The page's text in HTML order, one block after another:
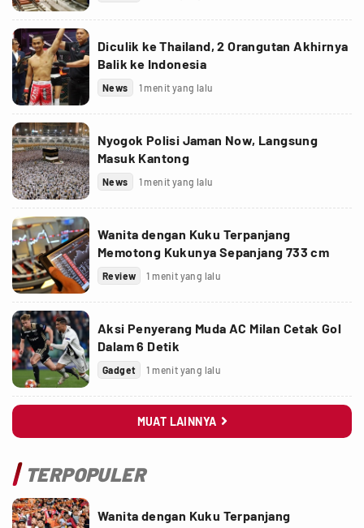
Diculik ke Thailand, 2 Orangutan Akhirnya
Balik ke Indonesia
News 1 menit yang lalu
Nyogok Polisi Jaman Now, Langsung
Masuk Kantong
News 1 menit yang lalu
Wanita dengan Kuku Terpanjang
Memotong Kukunya Sepanjang 733 cm
Review 1 menit yang lalu
Aksi Penyerang Muda AC Milan Cetak Gol
Dalam 6 Detik
Gadget 1 menit yang lalu
MUAT LAINNYA 
TERPOPULER
Wanita dengan Kuku Terpanjang